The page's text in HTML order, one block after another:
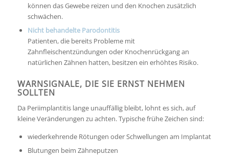
können das Gewebe reizen und den Knochen zusätzlich
schwächen.
Nicht behandelte Parodontitis
Patienten, die bereits Probleme mit
Zahnfleischentzündungen oder Knochenrückgang an
natürlichen Zähnen hatten, besitzen ein erhöhtes Risiko.
WARNSIGNALE, DIE SIE ERNST NEHMEN
SOLLTEN
Da Periimplantitis lange unauffällig bleibt, lohnt es sich, auf
kleine Veränderungen zu achten. Typische frühe Zeichen sind:
wiederkehrende Rötungen oder Schwellungen am Implantat
Blutungen beim Zähneputzen